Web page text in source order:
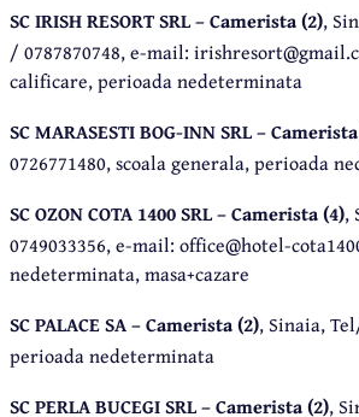
SC IRISH RESORT SRL – Camerista (2),
/ 0787870748, e-mail:
calificare, perioada nedeterminata
SC MARASESTI BOG-INN SRL –
0726771480, scoala generala, perioada
SC OZON COTA 1400 SRL – Camerista (4),
0749033356, e-mail: office@hotel-
nedeterminata, masa+cazare
SC PALACE SA – Camerista (2), Sinaia,
perioada nedeterminata
SC PERLA BUCEGI SRL – Camerista (2),